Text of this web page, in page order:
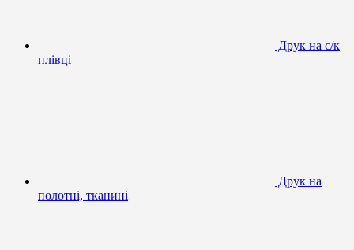
Друк на с/к
плівці
Друк на
полотні, тканині